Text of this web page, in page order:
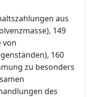
aus
149
von
160
zu besonders
des